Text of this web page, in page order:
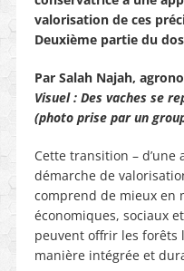
valorisation de ces
Deuxième partie du
Par Salah Najah,
Visuel : Des vaches se
(photo prise par un
Cette transition –
démarche de
comprend de mieux en
économiques, sociaux
peuvent offrir les forêts
manière intégrée et